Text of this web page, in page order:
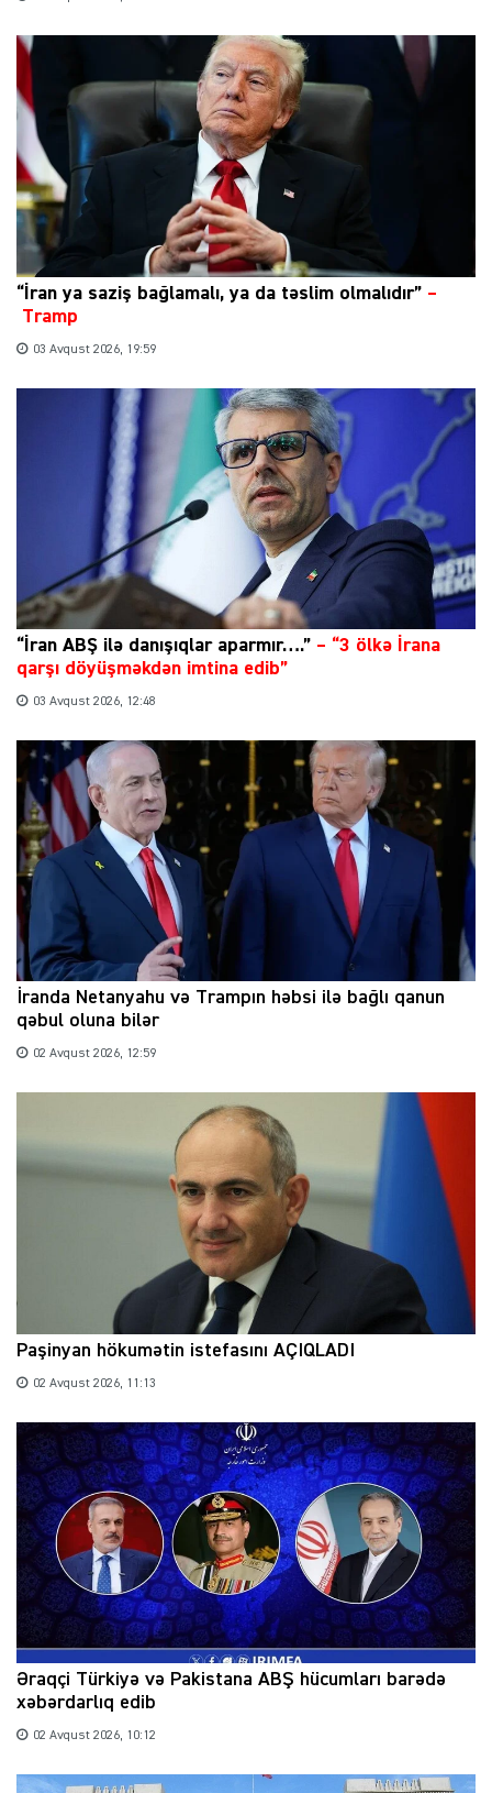
“İran ya saziş bağlamalı, ya da təslim olmalıdır” –
Tramp
03 Avqust 2026, 19:59
“İran ABŞ ilə danışıqlar aparmır….” – “3 ölkə İrana
qarşı döyüşməkdən imtina edib”
03 Avqust 2026, 12:48
İranda Netanyahu və Trampın həbsi ilə bağlı qanun
qəbul oluna bilər
02 Avqust 2026, 12:59
Paşinyan hökumətin istefasını AÇIQLADI
02 Avqust 2026, 11:13
Əraqçi Türkiyə və Pakistana ABŞ hücumları barədə
xəbərdarlıq edib
02 Avqust 2026, 10:12